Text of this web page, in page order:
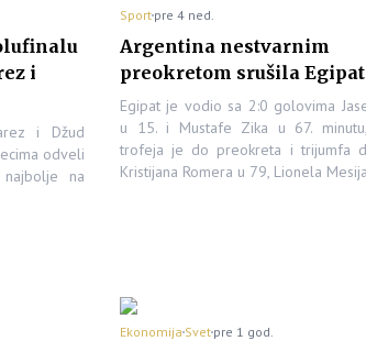
i
i Džud
odveli
na
Sportpre 4 ned.
Argentina nestvarnim
preokretom srušila Egipat
Egipat je vodio sa 2:0 golovima
u 15. i Mustafe Zika u 67.
trofeja je do preokreta i trijumfa
Kristijana Romera u 79, Lionela
EkonomijaSvetpre 1 god.